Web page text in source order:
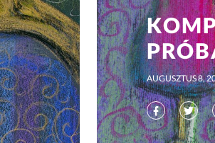
AUGUSZTUS 8,